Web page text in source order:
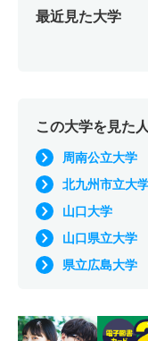
最近見た大学
この大学を見た
周南公立大学
北九州市立大
山口大学
山口県立大学
県立広島大学